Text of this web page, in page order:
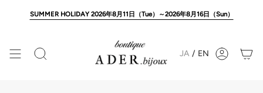
SUMMER HOLIDAY 2026年8月11日（Tue）～2026年8月16日（Sun）
Search JA / EN Account